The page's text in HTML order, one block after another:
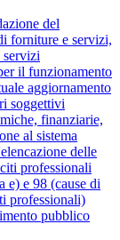
del
forniture e servizi,
servizi
il funzionamento
aggiornamento
soggettivi
finanziarie,
al sistema
delle
professionali
e) e 98 (cause di
professionali)
pubblico